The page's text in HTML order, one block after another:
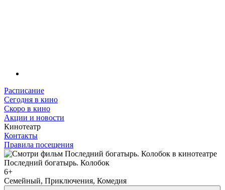
Расписание
Сегодня в кино
Скоро в кино
Акции и новости
Кинотеатр
Контакты
Правила посещения
Последний богатырь. Колобок
6+
Семейный, Приключения, Комедия